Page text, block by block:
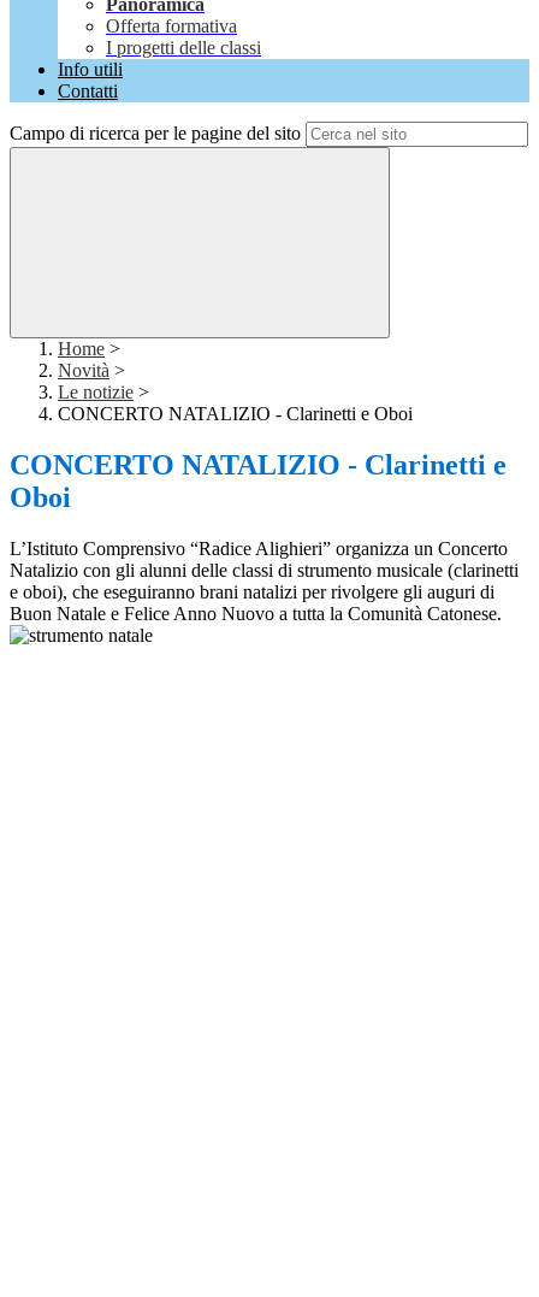
Panoramica
Offerta formativa
I progetti delle classi
Info utili
Contatti
Campo di ricerca per le pagine del sito
Home >
Novità >
Le notizie >
CONCERTO NATALIZIO - Clarinetti e Oboi
CONCERTO NATALIZIO - Clarinetti e
Oboi
L’Istituto Comprensivo “Radice Alighieri” organizza un Concerto
Natalizio con gli alunni delle classi di strumento musicale (clarinetti
e oboi), che eseguiranno brani natalizi per rivolgere gli auguri di
Buon Natale e Felice Anno Nuovo a tutta la Comunità Catonese.